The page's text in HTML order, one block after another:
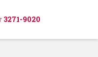
3271-9020